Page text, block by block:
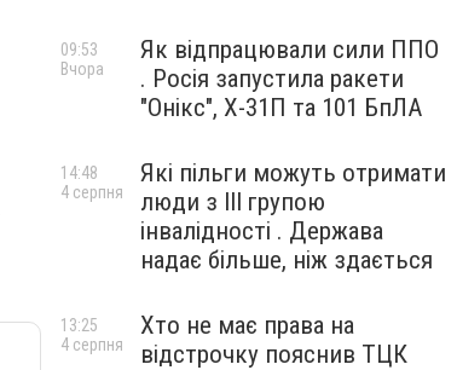
Як відпрацювали сили ППО
. Росія запустила ракети
"Онікс", Х-31П та 101 БпЛА
09:53
Вчора
Які пільги можуть отримати
люди з III групою
інвалідності . Держава
надає більше, ніж здається
14:48
4 серпня
Хто не має права на
відстрочку пояснив ТЦК
13:25
4 серпня